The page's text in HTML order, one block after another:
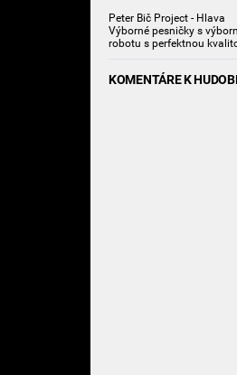
Peter Bič Project - Hlava
Výborné pesničky s
robotu s perfektnou
KOMENTÁRE K